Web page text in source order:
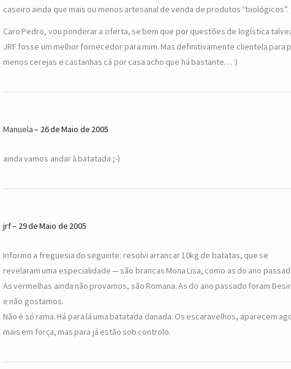
caseiro ainda que mais ou menos artesanal de venda de produtos “biológicos”.
Caro Pedro, vou ponderar a oferta, se bem que por questões de logística
JRF fosse um melhor fornecedor para mim. Mas definitivamente clientela para
menos cerejas e castanhas cá por casa acho que há bastante… :)
Manuela 26 de Maio de 2005
ainda vamos andar à batatada ;-)
jrf 29 de Maio de 2005
Informo a freguesia do seguinte: resolvi arrancar 10kg de batatas, que se
revelaram uma especialidade — são brancas Mona Lisa, como as do ano
As vermelhas ainda não provamos, são Romana. As do ano passado foram
e não gostamos.
Não é só rama. Há para lá uma batatada danada. Os escaravelhos, aparecem
mais em força, mas para já estão sob controlo.